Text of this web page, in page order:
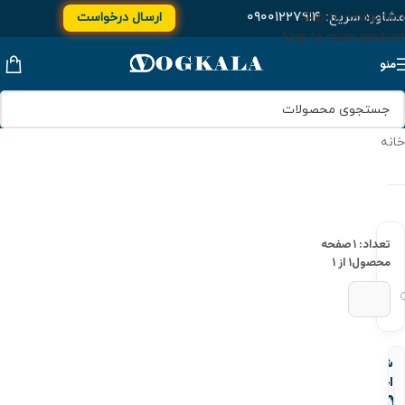
Skip to navigation
Skip to main content
مشاوره سریع:۰۹۰۰۱۲۲۷۹۱۴ ارسال درخواست
منو
خانه
تعداد: ۱
محصول
صفحه
۱ از ۱
شیر
اطمینان